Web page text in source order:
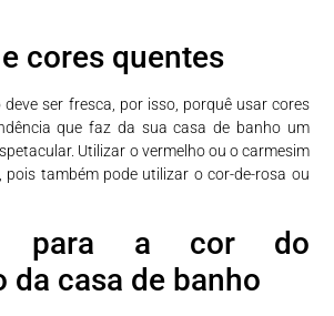
cores quentes
ser fresca, por isso, porquê usar cores
que faz da sua casa de banho um
Utilizar o vermelho ou o carmesim
pois também pode utilizar o cor-de-rosa ou
para a cor do
da casa de banho